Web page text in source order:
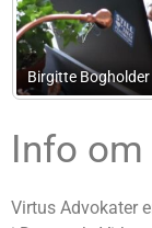
Info
Virtus Advokater